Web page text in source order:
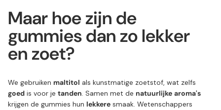
Maar hoe zijn de
gummies dan zo lekker
en zoet?
We gebruiken maltitol als kunstmatige zoetstof, wat zelfs
goed is voor je tanden. Samen met de natuurlijke aroma's
krijgen de gummies hun lekkere smaak. Wetenschappers